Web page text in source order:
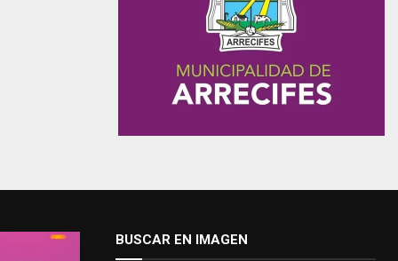
BUSCAR EN IMAGEN